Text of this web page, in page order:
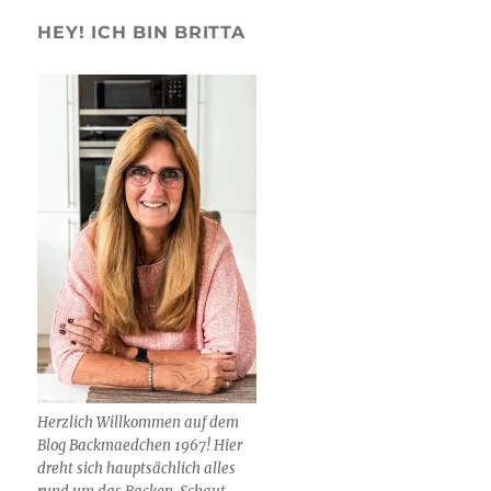
HEY! ICH BIN BRITTA
Herzlich Willkommen auf dem
Blog Backmaedchen 1967! Hier
dreht sich hauptsächlich alles